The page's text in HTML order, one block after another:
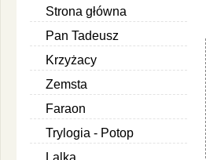
Strona główna
Pan Tadeusz
Krzyżacy
Zemsta
Faraon
Trylogia - Potop
Lalka